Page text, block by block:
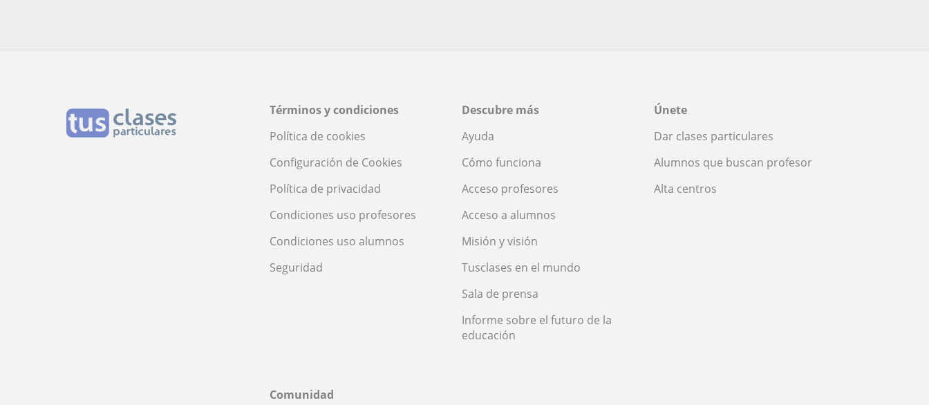
Términos y condiciones
Política de cookies
Configuración de Cookies
Política de privacidad
Condiciones uso profesores
Condiciones uso alumnos
Seguridad
Descubre más
Ayuda
Cómo funciona
Acceso profesores
Acceso a alumnos
Misión y visión
Tusclases en el mundo
Sala de prensa
Informe sobre el futuro de la
educación
Únete
Dar clases particulares
Alumnos que buscan profesor
Alta centros
Comunidad